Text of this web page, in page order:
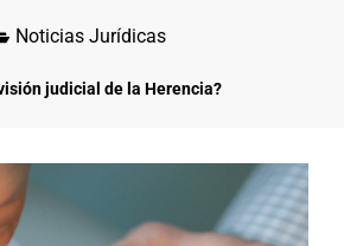
Noticias Jurídicas
judicial de la Herencia?